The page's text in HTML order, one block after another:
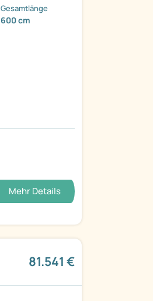
Gesamtlänge
600 cm
Mehr Details
81.541 €